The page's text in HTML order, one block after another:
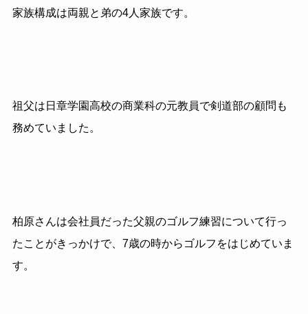
家族構成は両親と弟の4人家族です。
祖父は日章学園高校の商業科の元教員で剣道部の顧問も
務めていました。
柏原さんは会社員だった父親のゴルフ練習について行っ
たことがきっかけで、7歳の時からゴルフをはじめていま
す。